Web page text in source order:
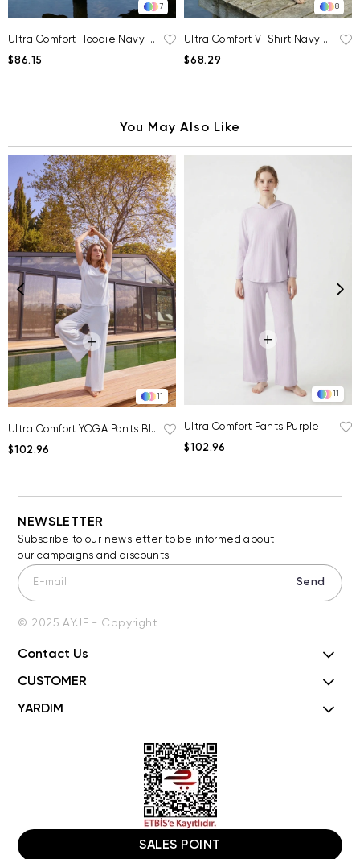
7
Ultra Comfort Hoodie Navy Blue
$86.15
8
Ultra Comfort V-Shirt Navy Blue
$68.29
You May Also Like
11
Ultra Comfort YOGA Pants Blue
$102.96
11
Ultra Comfort Pants Purple
$102.96
NEWSLETTER
Subscribe to our newsletter to be informed about
our campaigns and discounts
Send
© 2025 AYJE - Copyright
Contact Us
CUSTOMER
YARDIM
SALES POINT